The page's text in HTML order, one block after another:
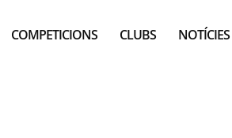
COMPETICIONS CLUBS NOTÍCIES